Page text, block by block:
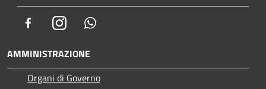
FacebookInstagram
AMMINISTRAZIONE
Organi di Governo